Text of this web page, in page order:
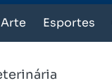
Esportes